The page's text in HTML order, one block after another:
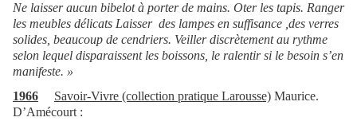
Ne laisser aucun bibelot à porter de mains. Oter les tapis. Ranger
les meubles délicats Laisser des lampes en suffisance ,des verres
solides, beaucoup de cendriers. Veiller discrètement au rythme
selon lequel disparaissent les boissons, le ralentir si le besoin s’en
manifeste. »
1966
Savoir-Vivre (collection pratique Larousse) Maurice.
D’Amécourt :